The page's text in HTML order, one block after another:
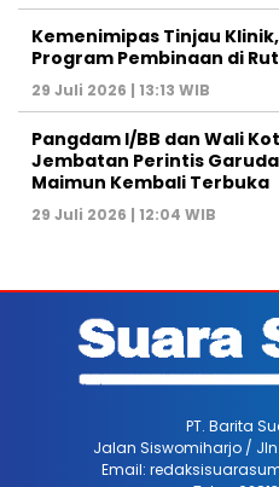
Kemenimipas Tinjau
Program Pembinaan di
29 Juli 2026 | 13:13 WIB
Pangdam I/BB dan Wali
Jembatan Perintis
Maimun Kembali Terbuka
29 Juli 2026 | 12:04 WIB
PT. Barita
Jalan Siswomiharjo /
Email: